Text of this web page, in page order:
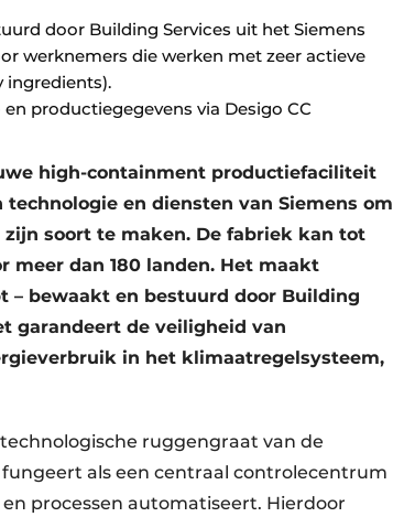
door Building Services uit het Siemens
werknemers die werken met zeer actieve
ingredients).
productiegegevens via Desigo CC
high-containment productiefaciliteit
en diensten van Siemens om
soort te maken. De fabriek kan tot
meer dan 180 landen. Het maakt
– bewaakt en bestuurd door Building
garandeert de veiligheid van
in het klimaatregelsysteem,
ruggengraat van de
als een centraal controlecentrum
processen automatiseert. Hierdoor